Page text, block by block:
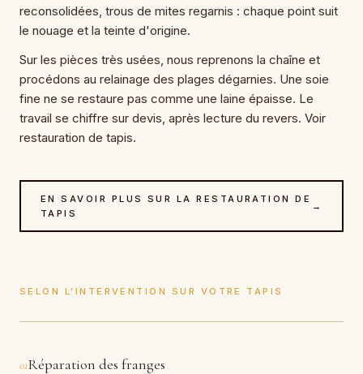
reconsolidées, trous de mites regarnis : chaque point suit
le nouage et la teinte d'origine.
Sur les pièces très usées, nous reprenons la chaîne et
procédons au relainage des plages dégarnies. Une soie
fine ne se restaure pas comme une laine épaisse. Le
travail se chiffre sur devis, après lecture du revers. Voir
restauration de tapis.
EN SAVOIR PLUS SUR LA RESTAURATION DE
TAPIS
→
SELON L'INTERVENTION SUR VOTRE TAPIS
01Réparation des franges